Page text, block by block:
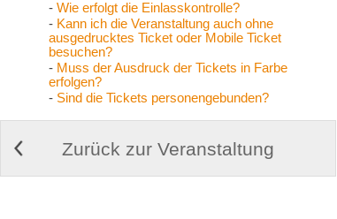
- Wie erfolgt die Einlasskontrolle?
- Kann ich die Veranstaltung auch ohne
ausgedrucktes Ticket oder Mobile Ticket
besuchen?
- Muss der Ausdruck der Tickets in Farbe
erfolgen?
- Sind die Tickets personengebunden?
Zurück zur Veranstaltung